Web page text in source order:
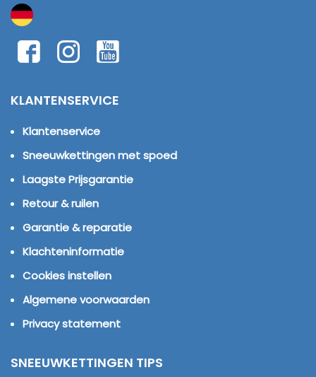
KLANTENSERVICE
Klantenservice
Sneeuwkettingen met spoed
Laagste Prijsgarantie
Retour & ruilen
Garantie & reparatie
Klachteninformatie
Cookies instellen
Algemene voorwaarden
Privacy statement
SNEEUWKETTINGEN TIPS